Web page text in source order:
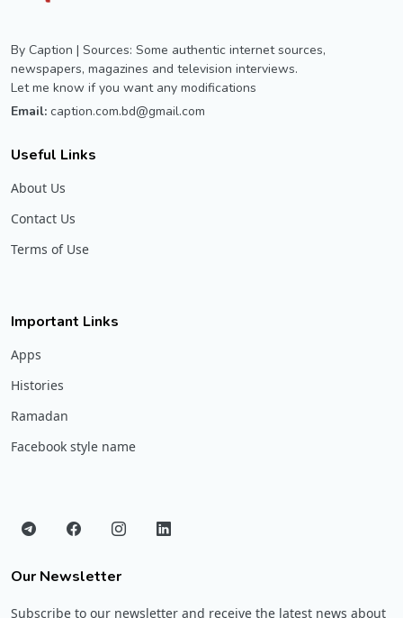
By Caption | Sources: Some authentic internet sources,
newspapers, magazines and television interviews.
Let me know if you want any modifications
Email: caption.com.bd@gmail.com
Useful Links
About Us
Contact Us
Terms of Use
Important Links
Apps
Histories
Ramadan
Facebook style name
Our Newsletter
Subscribe to our newsletter and receive the latest news about